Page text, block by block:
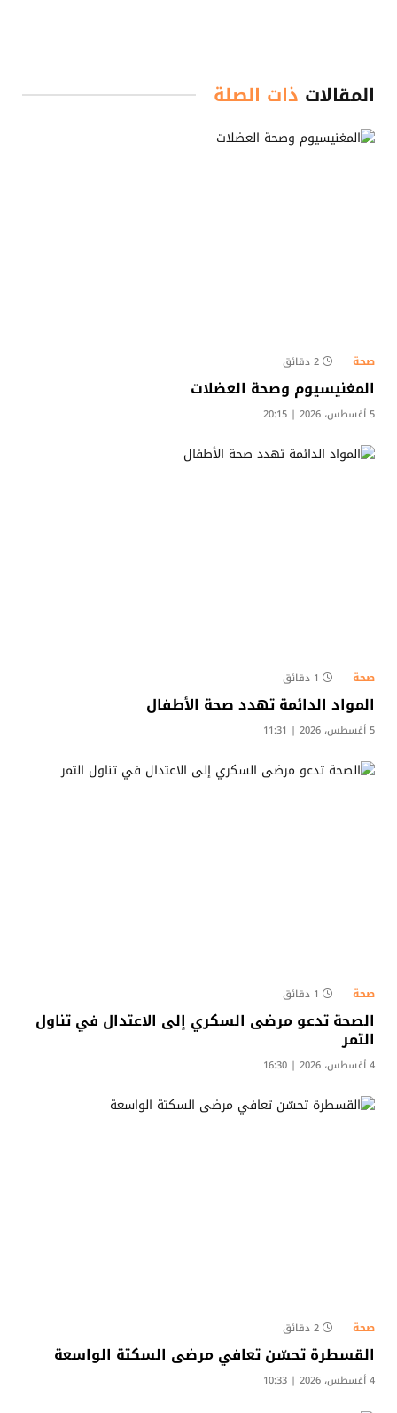
المقالات ذات الصلة
صحة 2 دقائق
المغنيسيوم وصحة العضلات
5 أغسطس، 2026 | 20:15
صحة 1 دقائق
المواد الدائمة تهدد صحة الأطفال
5 أغسطس، 2026 | 11:31
صحة 1 دقائق
الصحة تدعو مرضى السكري إلى الاعتدال في تناول
التمر
4 أغسطس، 2026 | 16:30
صحة 2 دقائق
القسطرة تحسّن تعافي مرضى السكتة الواسعة
4 أغسطس، 2026 | 10:33